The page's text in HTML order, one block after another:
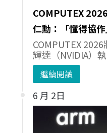
COMPUTEX
仁勳：「懂得協
COMPUTEX
輝達（NVIDIA）
繼續閱讀
6 月 2日